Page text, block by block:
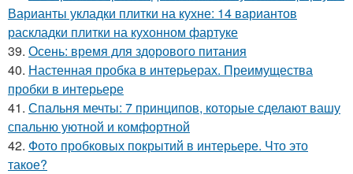
Варианты укладки плитки на кухне: 14 вариантов
раскладки плитки на кухонном фартуке
39. Осень: время для здорового питания
40. Настенная пробка в интерьерах. Преимущества
пробки в интерьере
41. Спальня мечты: 7 принципов, которые сделают вашу
спальню уютной и комфортной
42. Фото пробковых покрытий в интерьере. Что это
такое?